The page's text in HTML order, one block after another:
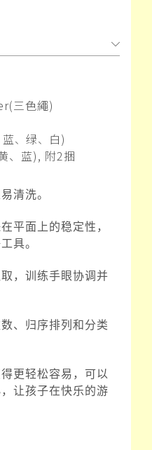
三色繩)
蓝、 绿、 白)
、蓝), 附2捆
清洗。
平面上的稳定性，
具。
，训练手眼协调并
、归序排列和分类
更轻松容易，可以
让孩子在快乐的游